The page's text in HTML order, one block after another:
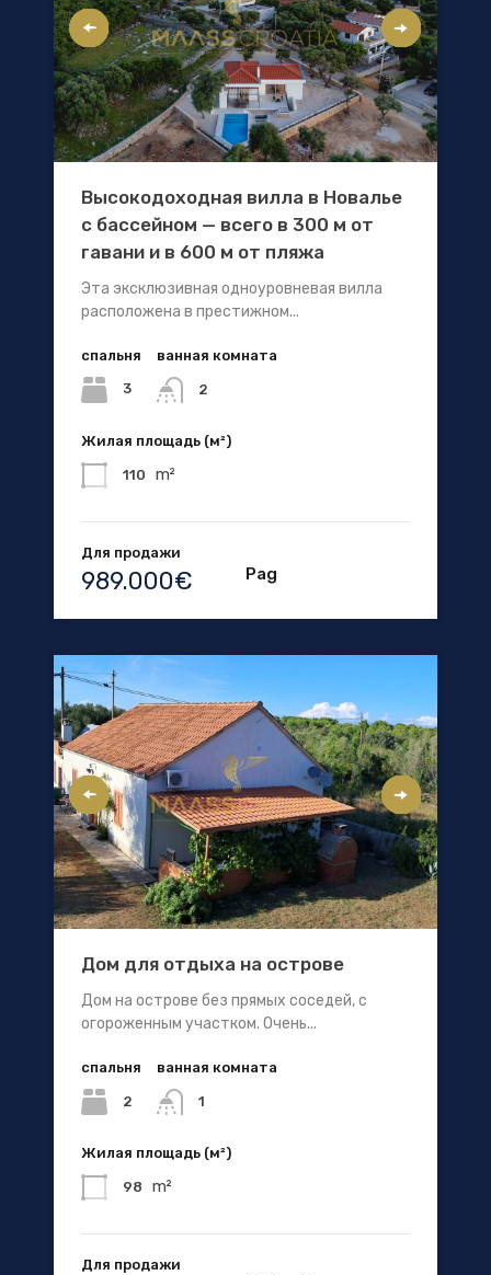
Высокодоходная вилла в Новалье
с бассейном — всего в 300 м от
гавани и в 600 м от пляжа
Эта эксклюзивная одноуровневая вилла
расположена в престижном...
спальня
3
ванная комната
2
Жилая площадь (м²)
110 m²
Для продажи
989.000€ Pag
Дом для отдыха на острове
Дом на острове без прямых соседей, с
огороженным участком. Очень...
спальня
2
ванная комната
1
Жилая площадь (м²)
98 m²
Для продажи